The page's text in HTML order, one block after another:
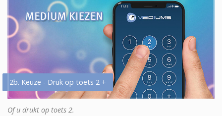
2b. Keuze - Druk op toets 2 +
Of u drukt op toets 2.